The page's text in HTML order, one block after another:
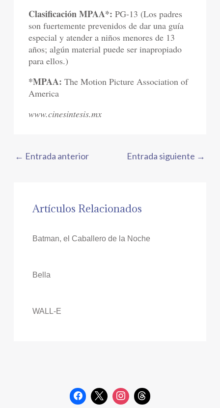
Clasificación MPAA*: PG-13 (Los padres
son fuertemente prevenidos de dar una guía
especial y atender a niños menores de 13
años; algún material puede ser inapropiado
para ellos.)
*MPAA: The Motion Picture Association of
America
www.cinesintesis.mx
← Entrada anterior Entrada siguiente →
Artículos Relacionados
Batman, el Caballero de la Noche
Bella
WALL-E